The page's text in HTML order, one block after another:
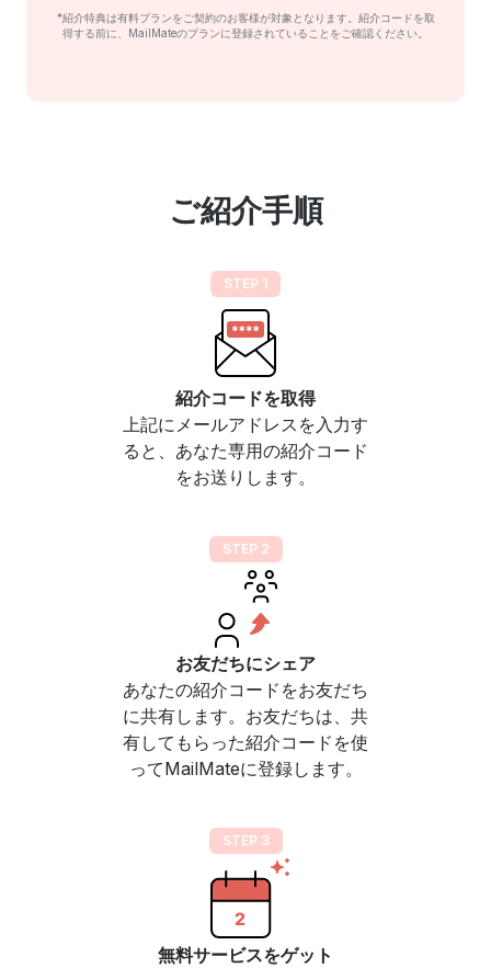
*紹介特典は有料プランをご契約のお客様が対象となります。紹介コードを取
得する前に、MailMateのプランに登録されていることをご確認ください。
ご紹介手順
STEP 1
紹介コードを取得
上記にメールアドレスを入力す
ると、あなた専用の紹介コード
をお送りします。
STEP 2
お友だちにシェア
あなたの紹介コードをお友だち
に共有します。お友だちは、共
有してもらった紹介コードを使
ってMailMateに登録します。
STEP 3
無料サービスをゲット